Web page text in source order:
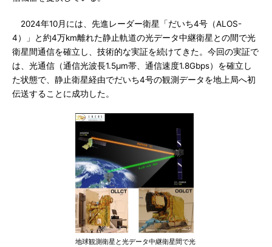
2024年10月には、先進レーダー衛星「だいち4号（ALOS-
4）」と約4万km離れた静止軌道の光データ中継衛星との間で光
衛星間通信を確立し、技術的な実証を続けてきた。今回の実証で
は、光通信（通信光波長1.5μm帯、通信速度1.8Gbps）を確立し
た状態で、静止衛星経由でだいち4号の観測データを地上局へ初
伝送することに成功した。
地球観測衛星と光データ中継衛星間で光